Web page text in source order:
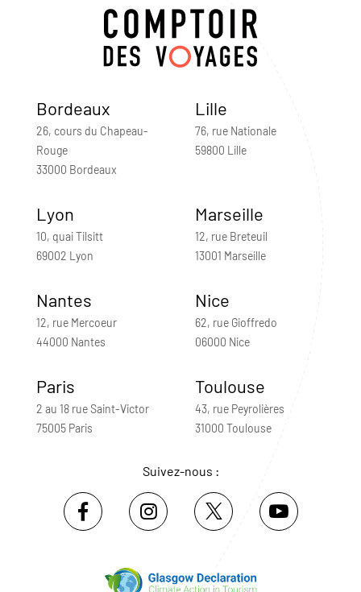
Bordeaux
26, cours du Chapeau-
Rouge
33000 Bordeaux
Lille
76, rue Nationale
59800 Lille
Lyon
10, quai Tilsitt
69002 Lyon
Marseille
12, rue Breteuil
13001 Marseille
Nantes
12, rue Mercoeur
44000 Nantes
Nice
62, rue Gioffredo
06000 Nice
Paris
2 au 18 rue Saint-Victor
75005 Paris
Toulouse
43, rue Peyrolières
31000 Toulouse
Suivez-nous :